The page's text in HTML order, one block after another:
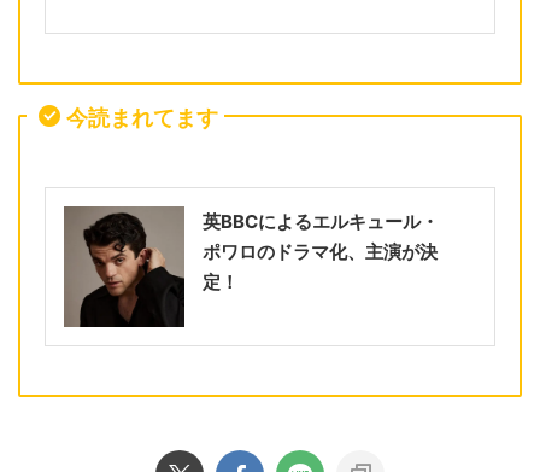
今読まれてます
英BBCによるエルキュール・
ポワロのドラマ化、主演が決
定！